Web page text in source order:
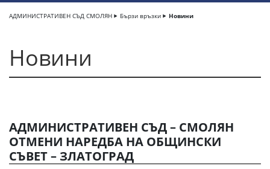
АДМИНИСТРАТИВЕН СЪД СМОЛЯН Бързи връзки Новини
Новини
АДМИНИСТРАТИВЕН СЪД – СМОЛЯН
ОТМЕНИ НАРЕДБА НА ОБЩИНСКИ
СЪВЕТ – ЗЛАТОГРАД